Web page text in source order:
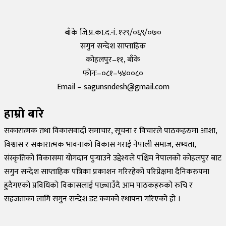
बाँके जि.प्र.का.द.नं. १२९/०६९/०७०
सगुन सन्देश साप्ताहिक
कोहलपुर–११, बाँके
फोनः–०८१–५४००८०
Email – sagunsndesh@gmail.com
हाम्रो बारे
सकारात्मक तथा विकासवादी समाचार, सूचना र विचारले पाठकहरुमा आशा,
विश्वास र सकारात्मक भावनाको विकास गराई नेपाली समाज, सभ्यता,
संस्कृतिको विकासमा योगदान पुर्‍याउने उद्देश्यले पश्चिम नेपालको कोहलपुर बाट
सगुन सन्देश साप्ताहिक पत्रिका प्रकाशन गरिरहेको परिप्रेक्षमा दैनिकरुपमा
हुदैगएको प्रविधिको विकासलाई पछ्याउँदै आम पाठकहरुको रुचि र
सहजताका लागि सगुन सन्देश डट कमको स्थापना गरिएको हो ।